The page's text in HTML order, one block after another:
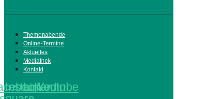
Themenabende
Online-Termine
Aktuelles
Mediathek
Kontakt
Instagram
Linkedin
Youtube